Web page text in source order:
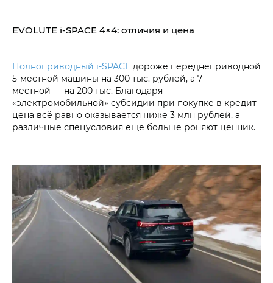
EVOLUTE i‑SPACE 4×4: отличия и цена
Полноприводный i‑SPACE дороже переднеприводной
5-местной машины на 300 тыс. рублей, а 7-
местной — на 200 тыс. Благодаря
«электромобильной» субсидии при покупке в кредит
цена всё равно оказывается ниже 3 млн рублей, а
различные спецусловия еще больше роняют ценник.